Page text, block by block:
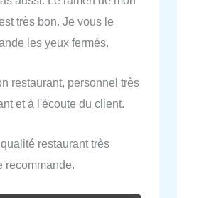
très bon. Je vous le
les yeux fermés.
restaurant, personnel très
et à l'écoute du client.
restaurant très
recommande.